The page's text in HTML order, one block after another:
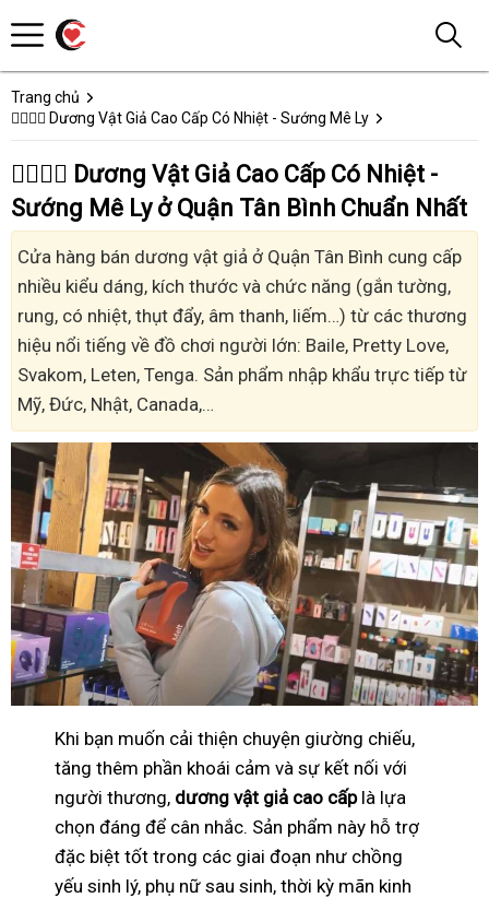
Trang chủ
👩‍❤️‍💋‍👨 Dương Vật Giả Cao Cấp Có Nhiệt - Sướng Mê Ly
👩‍❤️‍💋‍👨 Dương Vật Giả Cao Cấp Có Nhiệt -
Sướng Mê Ly ở Quận Tân Bình Chuẩn Nhất
Cửa hàng bán dương vật giả ở Quận Tân Bình cung cấp
nhiều kiểu dáng, kích thước và chức năng (gắn tường,
rung, có nhiệt, thụt đẩy, âm thanh, liếm…) từ các thương
hiệu nổi tiếng về đồ chơi người lớn: Baile, Pretty Love,
Svakom, Leten, Tenga. Sản phẩm nhập khẩu trực tiếp từ
Mỹ, Đức, Nhật, Canada,…
Khi bạn muốn cải thiện chuyện giường chiếu,
tăng thêm phần khoái cảm và sự kết nối với
người thương, dương vật giả cao cấplà lựa
chọn đáng để cân nhắc. Sản phẩm này hỗ trợ
đặc biệt tốt trong các giai đoạn như chồng
yếu sinh lý, phụ nữ sau sinh, thời kỳ mãn kinh